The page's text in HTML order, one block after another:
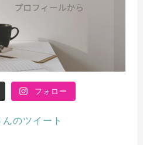
フォロー
んのツイート